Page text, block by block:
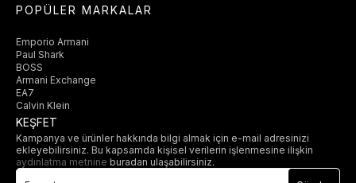
POPÜLER MARKALAR
Emporio Armani
Paul Shark
BOSS
Armani Exchange
EA7
Calvin Klein
KEŞFET
Kampanya ve ürünler hakkında bilgi almak için e-mail adresinizi
ekleyebilirsiniz. Bu kapsamda kişisel verilerin işlenmesine ilişkin
aydınlatma metnine buradan ulaşabilirsiniz.